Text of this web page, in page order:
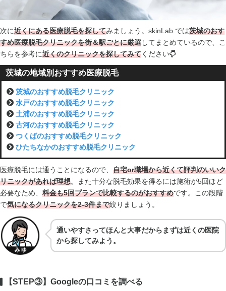
次に近くにある医療脱毛を探してみましょう。skinLab.では茨城のおす
すめ医療脱毛クリニックを街＆駅ごとに厳選してまとめているので、こ
ちらを参考に近くのクリニックを探してみてください
茨城の地域別おすすめ医療脱毛
茨城のおすすめ脱毛クリニック
水戸のおすすめ脱毛クリニック
土浦のおすすめ脱毛クリニック
古河のおすすめ脱毛クリニック
つくばのおすすめ脱毛クリニック
ひたちなかのおすすめ脱毛クリニック
医療脱毛には通うことになるので、 自宅or職場から近くて評判のいいク
リニックがあれば理想。また十分な脱毛効果を得るには施術が5回ほど
必要なため、 料金も5回プランで比較するのがおすすめです。この段階
で気になるクリニックを2-3件まで絞りましょう。
通いやすさってほんと大事だからまずは近くの医院
から探してみよう。
【STEP③】Googleの口コミを調べる